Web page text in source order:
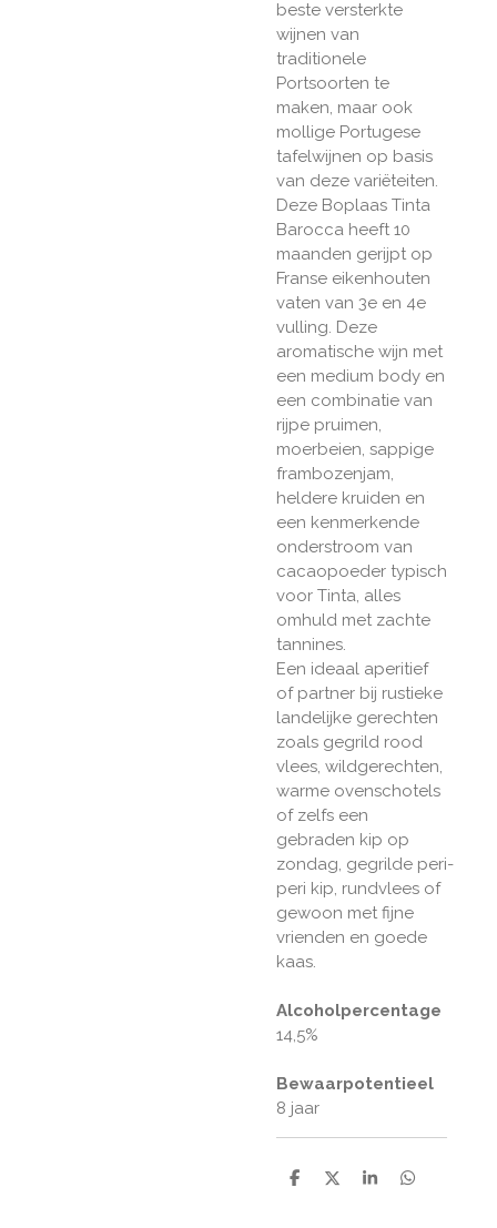
beste versterkte
wijnen van
traditionele
Portsoorten te
maken, maar ook
mollige Portugese
tafelwijnen op basis
van deze variëteiten.
Deze Boplaas Tinta
Barocca heeft 10
maanden gerijpt op
Franse eikenhouten
vaten van 3e en 4e
vulling. Deze
aromatische wijn met
een medium body en
een combinatie van
rijpe pruimen,
moerbeien, sappige
frambozenjam,
heldere kruiden en
een kenmerkende
onderstroom van
cacaopoeder typisch
voor Tinta, alles
omhuld met zachte
tannines.
Een ideaal aperitief
of partner bij rustieke
landelijke gerechten
zoals gegrild rood
vlees, wildgerechten,
warme ovenschotels
of zelfs een
gebraden kip op
zondag, gegrilde peri-
peri kip, rundvlees of
gewoon met fijne
vrienden en goede
kaas.
Alcoholpercentage
14,5%
Bewaarpotentieel
8 jaar
D
D
S
D